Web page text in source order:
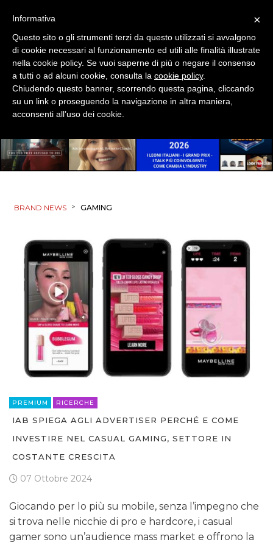
BRAND NEWS > GAMING
PREMIUM RICERCHE
IAB SPIEGA AGLI ADVERTISER PERCHÉ E COME
INVESTIRE NEL CASUAL GAMING, SETTORE IN
COSTANTE CRESCITA
07 Ottobre 2024
Giocando per lo più su mobile, senza l’impegno che
si trova nelle nicchie di pro e hardcore, i casual
gamer sono un’audience mass market e offrono la
×
Informativa
Questo sito o gli strumenti terzi da questo utilizzati si avvalgono
di cookie necessari al funzionamento ed utili alle finalità illustrate
nella cookie policy. Se vuoi saperne di più o negare il consenso
a tutti o ad alcuni cookie, consulta la cookie policy.
Chiudendo questo banner, scorrendo questa pagina, cliccando
su un link o proseguendo la navigazione in altra maniera,
acconsenti all’uso dei cookie.